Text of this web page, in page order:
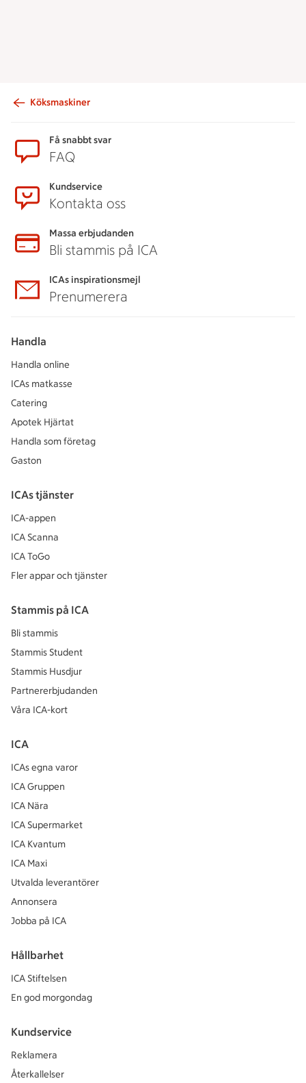
Köksmaskiner
Få snabbt svar
FAQ
Kundservice
Kontakta oss
Massa erbjudanden
Bli stammis på ICA
ICAs inspirationsmejl
Prenumerera
Handla
Handla online
ICAs matkasse
Catering
Apotek Hjärtat
Handla som företag
Gaston
ICAs tjänster
ICA-appen
ICA Scanna
ICA ToGo
Fler appar och tjänster
Stammis på ICA
Bli stammis
Stammis Student
Stammis Husdjur
Partnererbjudanden
Våra ICA-kort
ICA
ICAs egna varor
ICA Gruppen
ICA Nära
ICA Supermarket
ICA Kvantum
ICA Maxi
Utvalda leverantörer
Annonsera
Jobba på ICA
Hållbarhet
ICA Stiftelsen
En god morgondag
Kundservice
Reklamera
Återkallelser